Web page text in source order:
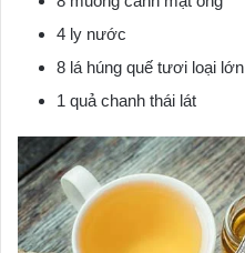
4 ly nước
8 lá húng quế tươi loại lớn
1 quả chanh thái lát